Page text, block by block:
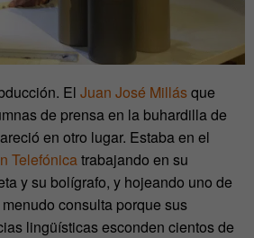
El Juan José Millásque
de prensa en la buhardilla de
en otro lugar. Estaba en el
Telefónicatrabajando en su
y su bolígrafo, y hojeando uno de
consulta porque sus
lingüísticas esconden cientos de